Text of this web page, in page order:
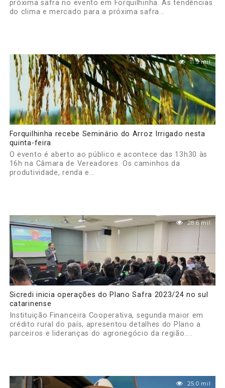
próxima safra no evento em Forquilhinha. As tendências
do clima e mercado para a próxima safra...
11.9 mil
Forquilhinha recebe Seminário do Arroz Irrigado nesta
quinta-feira
O evento é aberto ao público e acontece das 13h30 às
16h na Câmara de Vereadores. Os caminhos da
produtividade, renda e...
28.6 mil
Sicredi inicia operações do Plano Safra 2023/24 no sul
catarinense
Instituição Financeira Cooperativa, segunda maior em
crédito rural do país, apresentou detalhes do Plano a
parceiros e lideranças do agronegócio da região....
25.0 mil